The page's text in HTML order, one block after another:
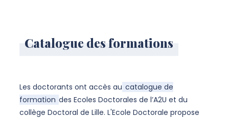
Catalogue des formations
Les doctorants ont accès au catalogue de
formation des Ecoles Doctorales de l’A2U et du
collège Doctoral de Lille. L'Ecole Doctorale propose